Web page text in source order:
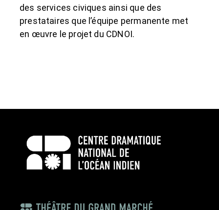
des services civiques ainsi que des
prestataires que l’équipe permanente met
en œuvre le projet du CDNOI.